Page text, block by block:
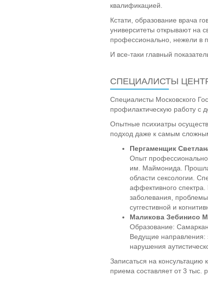
квалификацией.
Кстати, образование врача
университеты открывают на
профессионально, нежели в
И все-таки главный
СПЕЦИАЛИСТЫ
Специалисты Московского
профилактическую работу с
Опытные психиатры
подход даже к самым
Пергаменщик
Опыт
им. Маймонида. Прошла
области сексологии.
аффективного спектра.
заболевания,
суггестивной и
Маликова Зебинисо
Образование:
Ведущие направления:
нарушения
Записаться на консультацию
приема составляет от 3 тыс.